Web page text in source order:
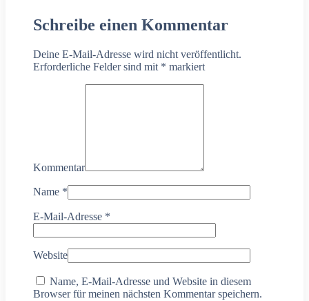
Schreibe einen Kommentar
Deine E-Mail-Adresse wird nicht veröffentlicht.
Erforderliche Felder sind mit * markiert
Kommentar
Name *
E-Mail-Adresse *
Website
Name, E-Mail-Adresse und Website in diesem
Browser für meinen nächsten Kommentar speichern.